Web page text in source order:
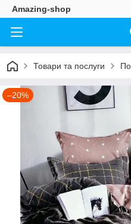
Amazing-shop
Товари та послуги
–20%